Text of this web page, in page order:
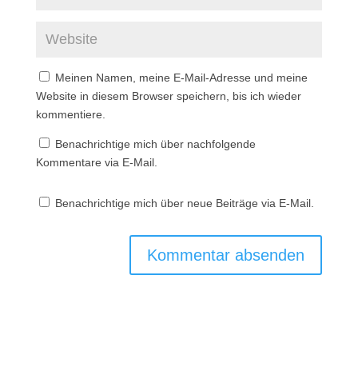
Meinen Namen, meine E-Mail-Adresse und meine
Website in diesem Browser speichern, bis ich wieder
kommentiere.
Benachrichtige mich über nachfolgende
Kommentare via E-Mail.
Benachrichtige mich über neue Beiträge via E-Mail.